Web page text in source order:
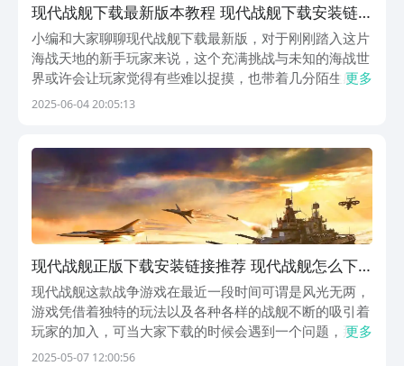
现代战舰下载最新版本教程 现代战舰下载安装链
接推荐
小编和大家聊聊现代战舰下载最新版，对于刚刚踏入这片
海战天地的新手玩家来说，这个充满挑战与未知的海战世
界或许会让玩家觉得有些难以捉摸，也带着几分陌生感。
在游戏过程中，从挑选并合理搭配战舰，到精心配置武器
能...
更多
2025-06-04 20:05:13
现代战舰正版下载安装链接推荐 现代战舰怎么下
载
现代战舰这款战争游戏在最近一段时间可谓是风光无两，
游戏凭借着独特的玩法以及各种各样的战舰不断的吸引着
玩家的加入，可当大家下载的时候会遇到一个问题，那就
是下载的游戏不是正版，下面就把现代战舰正版下载地址
更多
2025-05-07 12:00:56